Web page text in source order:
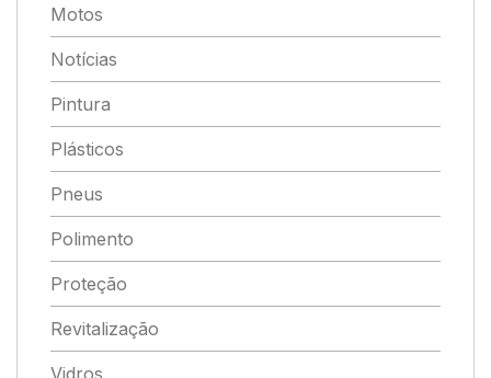
Motos
Notícias
Pintura
Plásticos
Pneus
Polimento
Proteção
Revitalização
Vidros